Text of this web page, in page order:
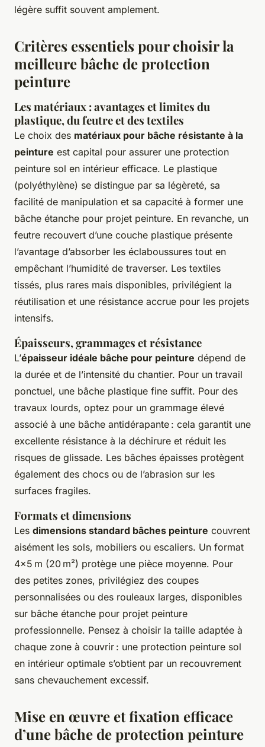
légère suffit souvent amplement.
Critères essentiels pour choisir la
meilleure bâche de protection
peinture
Les matériaux : avantages et limites du
plastique, du feutre et des textiles
Le choix des matériaux pour bâche résistante à la
peinture est capital pour assurer une protection
peinture sol en intérieur efficace. Le plastique
(polyéthylène) se distingue par sa légèreté, sa
facilité de manipulation et sa capacité à former une
bâche étanche pour projet peinture. En revanche, un
feutre recouvert d’une couche plastique présente
l’avantage d’absorber les éclaboussures tout en
empêchant l’humidité de traverser. Les textiles
tissés, plus rares mais disponibles, privilégient la
réutilisation et une résistance accrue pour les projets
intensifs.
Épaisseurs, grammages et résistance
L’épaisseur idéale bâche pour peinture dépend de
la durée et de l’intensité du chantier. Pour un travail
ponctuel, une bâche plastique fine suffit. Pour des
travaux lourds, optez pour un grammage élevé
associé à une bâche antidérapante : cela garantit une
excellente résistance à la déchirure et réduit les
risques de glissade. Les bâches épaisses protègent
également des chocs ou de l’abrasion sur les
surfaces fragiles.
Formats et dimensions
Les dimensions standard bâches peinture couvrent
aisément les sols, mobiliers ou escaliers. Un format
4x5 m (20 m²) protège une pièce moyenne. Pour
des petites zones, privilégiez des coupes
personnalisées ou des rouleaux larges, disponibles
sur bâche étanche pour projet peinture
professionnelle. Pensez à choisir la taille adaptée à
chaque zone à couvrir : une protection peinture sol
en intérieur optimale s’obtient par un recouvrement
sans chevauchement excessif.
Mise en œuvre et fixation efficace
d’une bâche de protection peinture